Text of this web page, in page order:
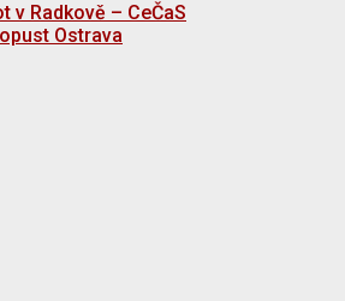
v Radkově – CeČaS
Ostrava